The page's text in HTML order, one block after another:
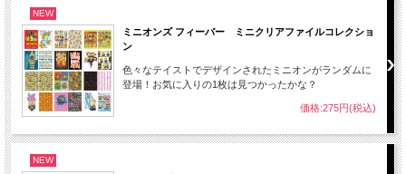
NEW
ミニオンズ フィーバー ミニクリアファイルコレクショ
ン
色々なテイストでデザインされたミニオンがランダムに
登場！お気に入りの1枚は見つかったかな？
価格:275円(税込)
NEW